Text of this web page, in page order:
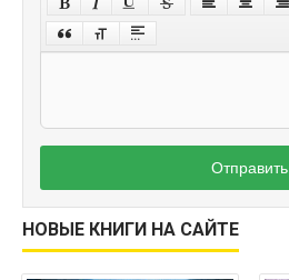
Отправить
НОВЫЕ КНИГИ НА САЙТЕ